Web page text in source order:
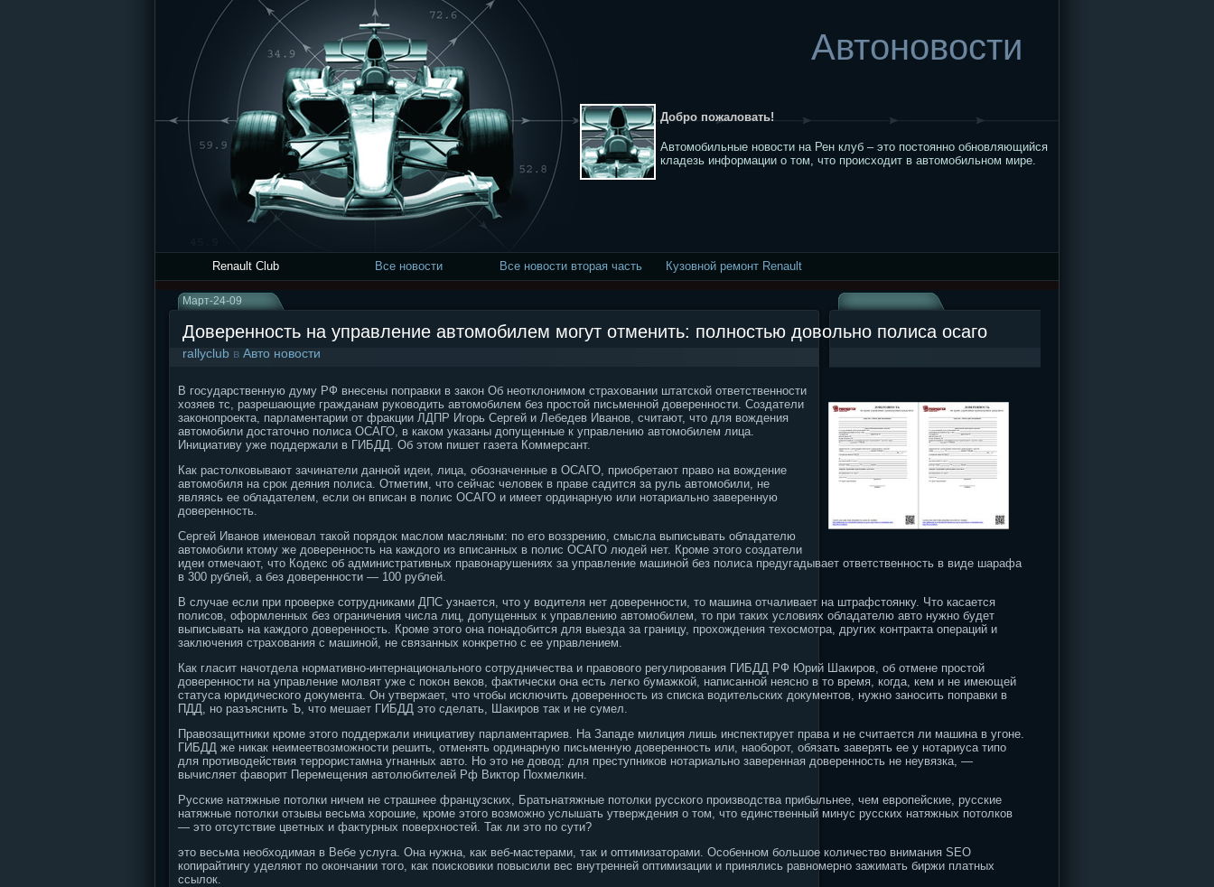
Автоновости
Добро пожаловать!
Автомобильные новости на Рен клуб – это постоянно обновляющийся
кладезь информации о том, что происходит в автомобильном мире.
Renault Club Все новости Все новости вторая часть Кузовной ремонт Renault
Март-24-09
Доверенность на управление автомобилем могут отменить: полностью довольно полиса осаго
rallyclub в Авто новости
В государственную думу РФ внесены поправки в закон Об неотклонимом страховании штатской ответственности
хозяев тс, разрешающие гражданам руководить автомобилем без простой письменной доверенности. Создатели
законопроекта, парламентарии от фракции ЛДПР Игорь Сергей и Лебедев Иванов, считают, что для вождения
автомобили достаточно полиса ОСАГО, в каком указаны допущенные к управлению автомобилем лица.
Инициативу уже поддержали в ГИБДД. Об этом пишет газета Коммерсант.
Как растолковывают зачинатели данной идеи, лица, обозначенные в ОСАГО, приобретают право на вождение
автомобиля на срок деяния полиса. Отметим, что сейчас человек в праве садится за руль автомобили, не
являясь ее обладателем, если он вписан в полис ОСАГО и имеет ординарную или нотариально заверенную
доверенность.
Сергей Иванов именовал такой порядок маслом масляным: по его воззрению, смысла выписывать обладателю
автомобили ктому же доверенность на каждого из вписанных в полис ОСАГО людей нет. Кроме этого создатели
идеи отмечают, что Кодекс об административных правонарушениях за управление машиной без полиса предугадывает ответственность в виде шарафа
в 300 рублей, а без доверенности — 100 рублей.
В случае если при проверке сотрудниками ДПС узнается, что у водителя нет доверенности, то машина отчаливает на штрафстоянку. Что касается
полисов, оформленных без ограничения числа лиц, допущенных к управлению автомобилем, то при таких условиях обладателю авто нужно будет
выписывать на каждого доверенность. Кроме этого она понадобится для выезда за границу, прохождения техосмотра, других контракта операций и
заключения страхования с машиной, не связанных конкретно с ее управлением.
Как гласит начотдела нормативно-интернационального сотрудничества и правового регулирования ГИБДД РФ Юрий Шакиров, об отмене простой
доверенности на управление молвят уже с покон веков, фактически она есть легко бумажкой, написанной неясно в то время, когда, кем и не имеющей
статуса юридического документа. Он утвержает, что чтобы исключить доверенность из списка водительских документов, нужно заносить поправки в
ПДД, но разъяснить Ъ, что мешает ГИБДД это сделать, Шакиров так и не сумел.
Правозащитники кроме этого поддержали инициативу парламентариев. На Западе милиция лишь инспектирует права и не считается ли машина в угоне.
ГИБДД же никак неимеетвозможности решить, отменять ординарную письменную доверенность или, наоборот, обязать заверять ее у нотариуса типо
для противодействия террористамна угнанных авто. Но это не довод: для преступников нотариально заверенная доверенность не неувязка, —
вычисляет фаворит Перемещения автолюбителей Рф Виктор Похмелкин.
Русские натяжные потолки ничем не страшнее французских, Братьнатяжные потолки русского производства прибыльнее, чем европейские, русские
натяжные потолки отзывы весьма хорошие, кроме этого возможно услышать утверждения о том, что единственный минус русских натяжных потолков
— это отсутствие цветных и фактурных поверхностей. Так ли это по сути?
это весьма необходимая в Вебе услуга. Она нужна, как веб-мастерами, так и оптимизаторами. Особенном большое количество внимания SEO
копирайтингу уделяют по окончании того, как поисковики повысили вес внутренней оптимизации и принялись равномерно зажимать биржи платных
ссылок.